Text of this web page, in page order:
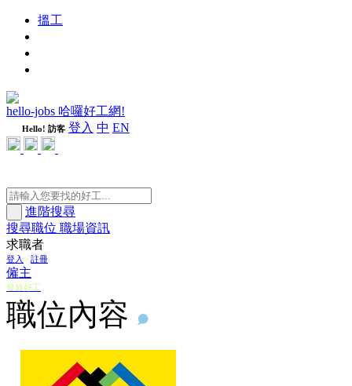
搵工
hello-jobs 哈囉好工網!
Hello! 訪客 登入 中 EN
進階搜尋
搜尋職位 職場資訊
求職者
登入 / 註冊
僱主
發放好工
職位內容